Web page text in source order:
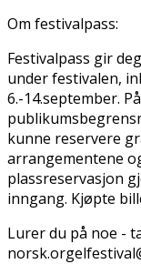
Om festivalpass:
Festivalpass gir
under festivalen,
6.-14.september.
kunne reservere
arrangementene
plassreservasjon
inngang. Kjøpte
Lurer du på noe -